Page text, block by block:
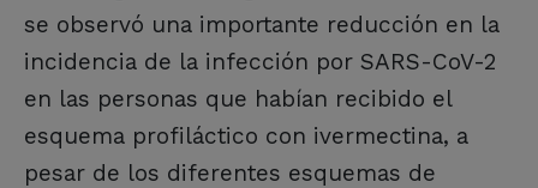
se observó una importante reducción en la
incidencia de la infección por SARS-CoV-2
en las personas que habían recibido el
esquema profiláctico con ivermectina, a
pesar de los diferentes esquemas de